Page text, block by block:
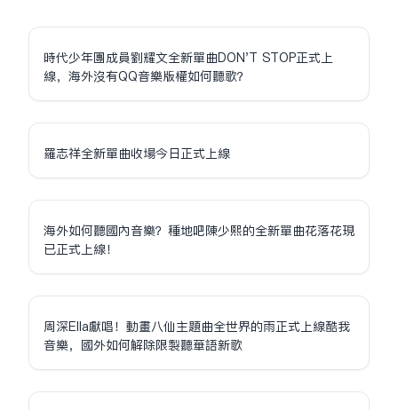
時代少年團成員劉耀文全新單曲DON'T STOP正式上
線，海外沒有QQ音樂版權如何聽歌？
羅志祥全新單曲收場今日正式上線
海外如何聽國內音樂？種地吧陳少熙的全新單曲花落花現
已正式上線！
周深Ella獻唱！動畫八仙主題曲全世界的雨正式上線酷我
音樂，國外如何解除限制聽華語新歌